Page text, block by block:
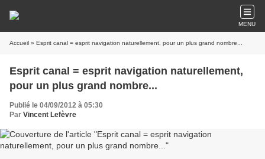
MENU
Accueil » Esprit canal = esprit navigation naturellement, pour un plus grand nombre...
Esprit canal = esprit navigation naturellement,
pour un plus grand nombre...
Publié le 04/09/2012 à 05:30
Par Vincent Lefèvre